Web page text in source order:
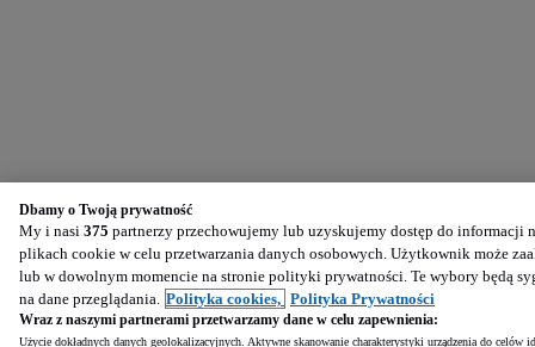
Dbamy o Twoją prywatność
My i nasi 375 partnerzy przechowujemy lub uzyskujemy dostęp do
plikach cookie w celu przetwarzania danych osobowych. Użytkownik może
lub w dowolnym momencie na stronie polityki prywatności. Te wybory będą
na dane przeglądania. Polityka cookies, Polityka Prywatności
Wraz z naszymi partnerami przetwarzamy dane w celu zapewnienia:
Użycie dokładnych danych geolokalizacyjnych. Aktywne skanowanie charakterystyki urządzenia do